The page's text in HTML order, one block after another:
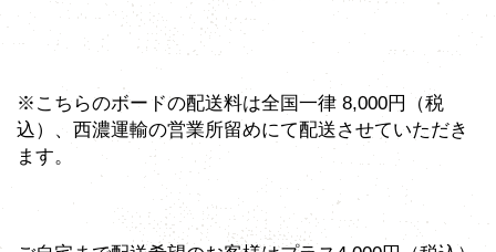
※こちらのボードの配送料は全国一律 8,000円（税
込）、西濃運輸の営業所留めにて配送させていただき
ます。